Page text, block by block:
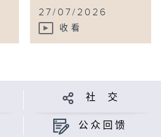
27/07/2026
收看
社 交
公众回馈